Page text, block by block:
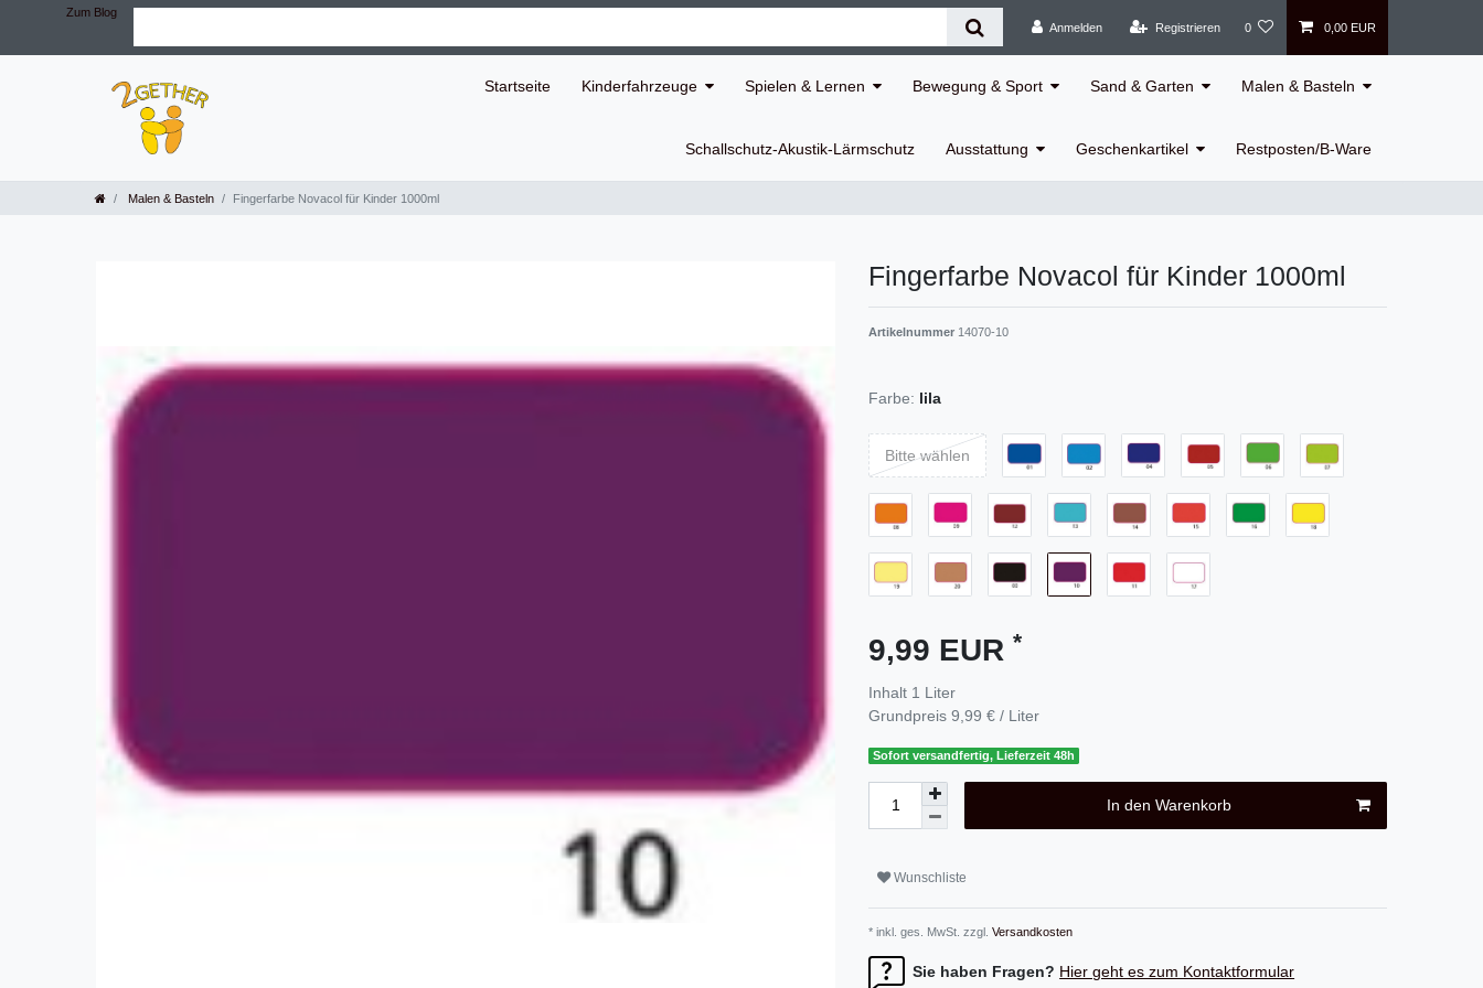
Zum Blog
Anmelden
Registrieren 0 0,00 EUR
Startseite Kinderfahrzeuge Spielen & Lernen Bewegung & Sport Sand & Garten Malen & Basteln
Schallschutz-Akustik-Lärmschutz Ausstattung Geschenkartikel Restposten/B-Ware
Malen & Basteln Fingerfarbe Novacol für Kinder 1000ml
Fingerfarbe Novacol für Kinder 1000ml
Artikelnummer 14070-10
Farbe: lila
Bitte wählen
9,99 EUR *
Inhalt 1 Liter
Grundpreis 9,99 € / Liter
Sofort versandfertig, Lieferzeit 48h
In den Warenkorb
Wunschliste
* inkl. ges. MwSt. zzgl. Versandkosten
Sie haben Fragen? Hier geht es zum Kontaktformular